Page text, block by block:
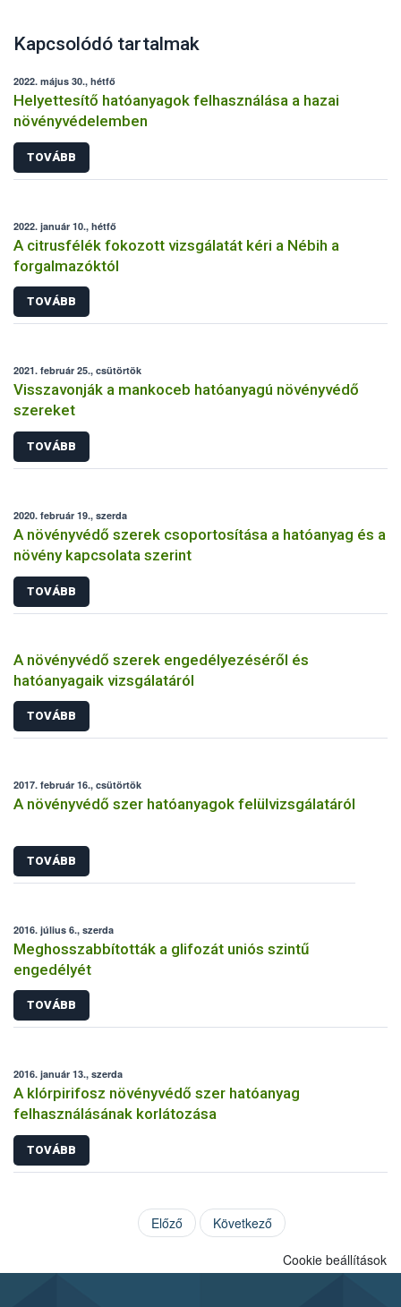
Kapcsolódó tartalmak
2022. május 30., hétfő
Helyettesítő hatóanyagok felhasználása a hazai
növényvédelemben
TOVÁBB
2022. január 10., hétfő
A citrusfélék fokozott vizsgálatát kéri a Nébih a
forgalmazóktól
TOVÁBB
2021. február 25., csütörtök
Visszavonják a mankoceb hatóanyagú növényvédő
szereket
TOVÁBB
2020. február 19., szerda
A növényvédő szerek csoportosítása a hatóanyag és a
növény kapcsolata szerint
TOVÁBB
A növényvédő szerek engedélyezéséről és
hatóanyagaik vizsgálatáról
TOVÁBB
2017. február 16., csütörtök
A növényvédő szer hatóanyagok felülvizsgálatáról
TOVÁBB
2016. július 6., szerda
Meghosszabbították a glifozát uniós szintű
engedélyét
TOVÁBB
2016. január 13., szerda
A klórpirifosz növényvédő szer hatóanyag
felhasználásának korlátozása
TOVÁBB
Előző Következő
Cookie beállítások